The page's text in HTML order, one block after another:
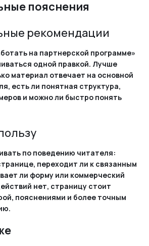
пояснения
рекомендации
на партнерской программе»
одной правкой. Лучше
материал отвечает на основной
есть ли понятная структура,
и можно ли быстро понять
по поведению читателя:
переходит ли к связанным
ли форму или коммерческий
нет, страницу стоит
пояснениями и более точным